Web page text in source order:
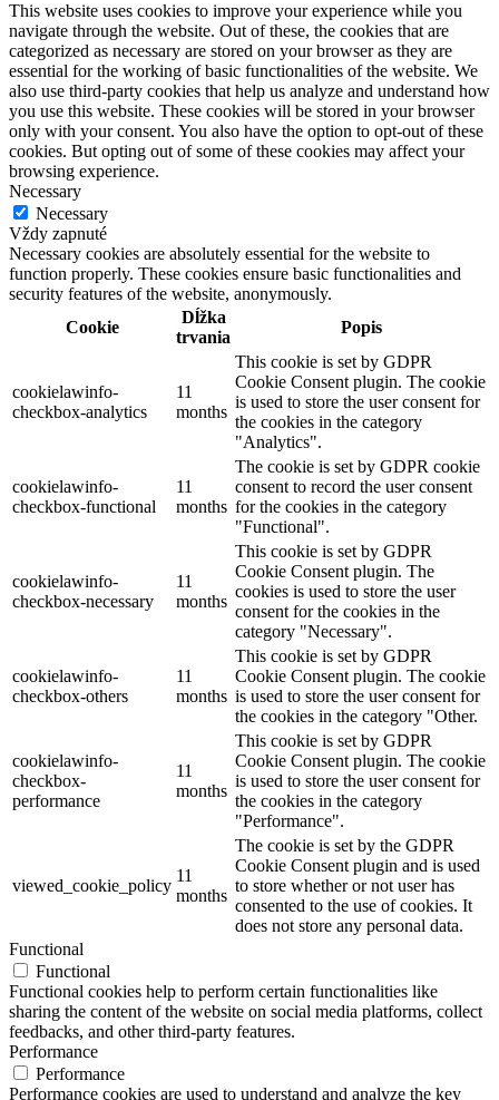
This website uses cookies to improve your experience while you
navigate through the website. Out of these, the cookies that are
categorized as necessary are stored on your browser as they are
essential for the working of basic functionalities of the website. We
also use third-party cookies that help us analyze and understand how
you use this website. These cookies will be stored in your browser
only with your consent. You also have the option to opt-out of these
cookies. But opting out of some of these cookies may affect your
browsing experience.
Necessary
Necessary
Vždy zapnuté
Necessary cookies are absolutely essential for the website to
function properly. These cookies ensure basic functionalities and
security features of the website, anonymously.
Cookie
Dĺžka
trvania
Popis
cookielawinfo-
checkbox-analytics
11
months
This cookie is set by GDPR
Cookie Consent plugin. The cookie
is used to store the user consent for
the cookies in the category
"Analytics".
cookielawinfo-
checkbox-functional
11
months
The cookie is set by GDPR cookie
consent to record the user consent
for the cookies in the category
"Functional".
cookielawinfo-
checkbox-necessary
11
months
This cookie is set by GDPR
Cookie Consent plugin. The
cookies is used to store the user
consent for the cookies in the
category "Necessary".
cookielawinfo-
checkbox-others
11
months
This cookie is set by GDPR
Cookie Consent plugin. The cookie
is used to store the user consent for
the cookies in the category "Other.
cookielawinfo-
checkbox-
performance
11
months
This cookie is set by GDPR
Cookie Consent plugin. The cookie
is used to store the user consent for
the cookies in the category
"Performance".
viewed_cookie_policy
11
months
The cookie is set by the GDPR
Cookie Consent plugin and is used
to store whether or not user has
consented to the use of cookies. It
does not store any personal data.
Functional
Functional
Functional cookies help to perform certain functionalities like
sharing the content of the website on social media platforms, collect
feedbacks, and other third-party features.
Performance
Performance
Performance cookies are used to understand and analyze the key